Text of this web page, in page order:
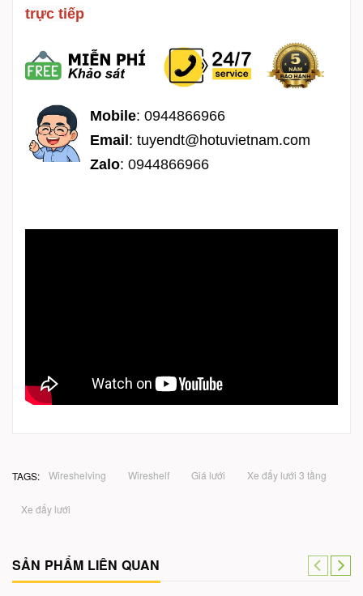
trực tiếp
Mobile: 0944866966
Email: tuyendt@hotuvietnam.com
Zalo: 0944866966
TAGS: Wireshelving Wireshelf Giá lưới Xe đẩy lưới 3 tầng
Xe đẩy lưới
SẢN PHẨM LIÊN QUAN